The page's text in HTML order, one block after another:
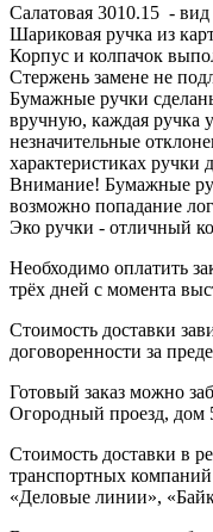
Салатовая 3010.15 - вид
Шариковая ручка из
Корпус и колпачок
Стержень замене не
Бумажные ручки
вручную, каждая ручка
незначительные
характеристиках ручки
Внимание! Бумажные
возможно попадание
Эко ручки - отличный
Необходимо оплатить
трёх дней с момента
Стоимость доставки
договоренности за
Готовый заказ можно
Огородный проезд, дом
Стоимость доставки в
транспортных
«Деловые линии»,